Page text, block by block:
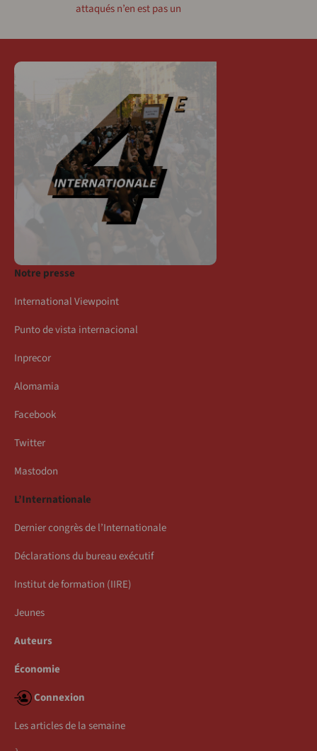
attaqués n’en est pas un
Notre presse
International Viewpoint
Punto de vista internacional
Inprecor
Alomamia
Facebook
Twitter
Mastodon
L’Internationale
Dernier congrès de l’Internationale
Déclarations du bureau exécutif
Institut de formation (IIRE)
Jeunes
Auteurs
Économie
Connexion
Les articles de la semaine